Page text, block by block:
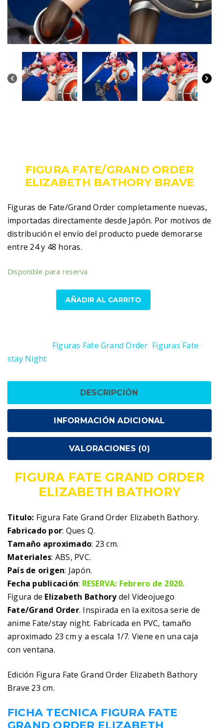
FIGURA FATE/GRAND ORDER
ELIZABETH BATHORY BRAVE
Figuras de Fate/Grand Order completamente nuevas,
importadas directamente desde Japón. Por motivos de
distribución el envío del producto puede demorarse
entre 24 y 48 horas.
Disponible para reserva
Bathory
AÑADIR AL CARRITO
Figuras Fate Grand Order Figuras Fate
stay Night
DESCRIPCIÓN
INFORMACIÓN ADICIONAL
VALORACIONES (0)
FIGURA FATE GRAND ORDER
ELIZABETH BATHORY
Titulo: Figura Fate Grand Order Elizabeth Bathory.
Fabricado por: Ques Q.
Tamaño aproximado: 23 cm.
Materiales: ABS, PVC.
País de origen: Japón.
Fecha publicación: RESERVA: Febrero de 2020.
Figura de Elizabeth Bathorydel Videojuego
Fate/Grand Order. Inspirada en la exitosa serie de
anime Fate/stay night. Fabricada en PVC, tamaño
aproximado 23 cm y a escala 1/7. Viene en una caja
con ventana.
Edición Figura Fate Grand Order Elizabeth Bathory
Brave 23 cm.
FICHA TECNICA FIGURA FATE
GRAND ORDER ELIZABETH